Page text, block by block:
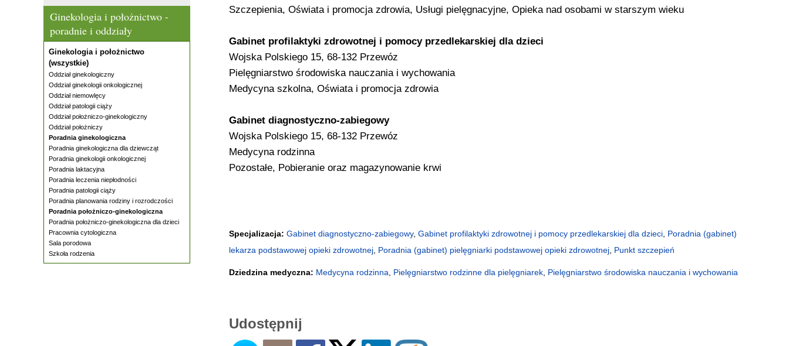
Ginekologia i położnictwo -
poradnie i oddziały
Ginekologia i położnictwo
(wszystkie)
Oddział ginekologiczny
Oddział ginekologii onkologicznej
Oddział niemowlęcy
Oddział patologii ciąży
Oddział położniczo-ginekologiczny
Oddział położniczy
Poradnia ginekologiczna
Poradnia ginekologiczna dla dziewcząt
Poradnia ginekologii onkologicznej
Poradnia laktacyjna
Poradnia leczenia niepłodności
Poradnia patologii ciąży
Poradnia planowania rodziny i rozrodczości
Poradnia położniczo-ginekologiczna
Poradnia położniczo-ginekologiczna dla dzieci
Pracownia cytologiczna
Sala porodowa
Szkoła rodzenia
Szczepienia, Oświata i promocja zdrowia, Usługi pielęgnacyjne, Opieka nad osobami w starszym wieku
Gabinet profilaktyki zdrowotnej i pomocy przedlekarskiej dla dzieci
Wojska Polskiego 15, 68-132 Przewóz
Pielęgniarstwo środowiska nauczania i wychowania
Medycyna szkolna, Oświata i promocja zdrowia
Gabinet diagnostyczno-zabiegowy
Wojska Polskiego 15, 68-132 Przewóz
Medycyna rodzinna
Pozostałe, Pobieranie oraz magazynowanie krwi
Specjalizacja: Gabinet diagnostyczno-zabiegowy, Gabinet profilaktyki zdrowotnej i pomocy przedlekarskiej dla dzieci Poradnia (gabinet)
lekarza podstawowej opieki zdrowotnej Poradnia (gabinet) pielęgniarki podstawowej opieki zdrowotnej Punkt szczepień
Dziedzina medyczna: Medycyna rodzinna Pielęgniarstwo rodzinne dla pielęgniarek Pielęgniarstwo środowiska nauczania i wychowania
Udostępnij